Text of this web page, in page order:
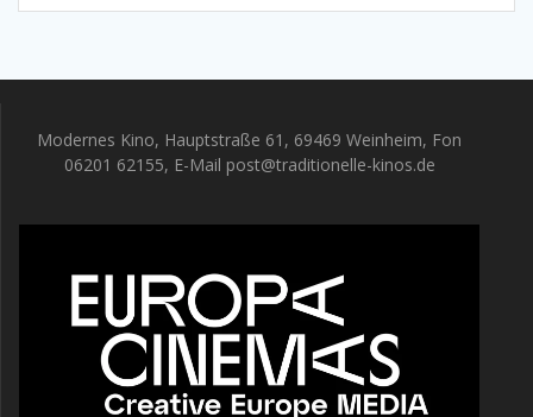
Modernes Kino, Hauptstraße 61, 69469 Weinheim, Fon
06201 62155, E-Mail post@traditionelle-kinos.de